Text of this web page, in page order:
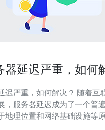
器延迟严重，如何
如何解决？ 随着互联网的普及和应
，服务器延迟成为了一个普
地理位置和网络基础设施等